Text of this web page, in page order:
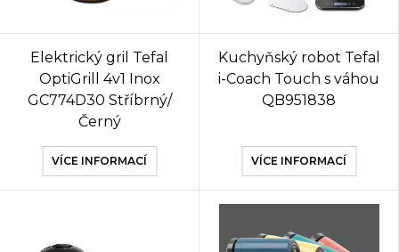
Elektrický gril Tefal
OptiGrill 4v1 Inox
GC774D30 Stříbrný/
Černý
VÍCE INFORMACÍ
Kuchyňský robot Tefal
i-Coach Touch s váhou
QB951838
VÍCE INFORMACÍ